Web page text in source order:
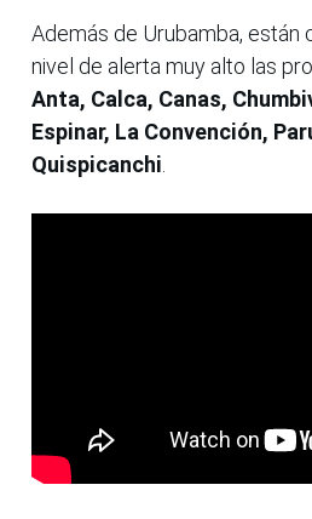
Además de Urubamba, están
nivel de alerta muy alto las
Anta, Calca, Canas,
Espinar, La Convención,
Quispicanchi.